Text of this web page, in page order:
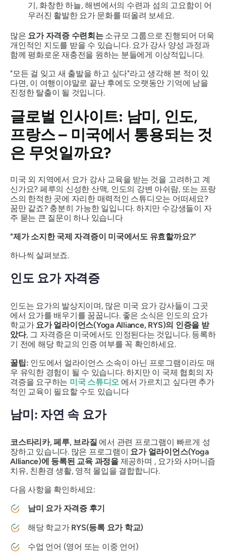
기, 화창한 하늘, 해변에서의 수련과 섬의 고요함이 어
우러진 활발한 요가 문화를 떠올려 보세요.
많은 요가 자격증 수련회는소규모 그룹으로 진행되어 더욱
개인적인 지도를 받을 수 있습니다. 요가 강사 양성 과정과
함께 평화로운 재충전을 원하는 분들에게 이상적입니다.
"모든 걸 잊고 새 출발을 하고 싶다"라고 생각해 본 적이 있
다면, 이 여행이야말로 끝난 후에도 오랫동안 기억에 남을
진정한 탈출이 될 것입니다.
글로벌 인사이트: 남미, 인도,
프랑스 – 미국에서 통용되는 것
은 무엇일까요?
미국 외 지역에서 요가 강사 교육을 받는 것을 고려하고 계
신가요? 페루의 신성한 산맥, 인도의 강변 아쉬람, 또는 프랑
스의 한적한 곳에 자리한 매력적인 스튜디오는 어떠세요?
꿈만 같죠? 충분히 가능한 일입니다. 하지만 수강생들이 자
주 묻는 큰 질문이 하나 있습니다
"제가 소지한 국제 자격증이 미국에서도 유효할까요?"
하나씩 살펴보죠.
인도 요가 자격증
인도는 요가의 발상지이며, 많은 미국 요가 강사들이 그곳
에서 요가를 배우기를 꿈꿉니다. 좋은 소식은 인도의 요가
학교가 요가 얼라이언스(Yoga Alliance, RYS)의 인증을 받
았다, 그 자격증은 미국에서도 인정된다는 것입니다. 등록하
기 전에 해당 학교의 인증 여부를 꼭 확인하세요.
꿀팁: 인도에서 얼라이언스 소속이 아닌 프로그램이라도 매
우 유익한 경험이 될 수 있습니다. 하지만 이 국제 협회의 자
격증을 요구하는 미국 스튜디오 에서 가르치고 싶다면 추가
적인 교육이 필요할 수도 있습니다
남미: 자연 속 요가
코스타리카, 페루, 브라질 에서 관련 프로그램이 빠르게 성
장하고 있습니다. 많은 프로그램이 요가 얼라이언스(Yoga
Alliance)에 등록된 교육 과정을제공하며 , 요가와 샤머니즘
치유, 친환경 생활, 영적 몰입을 결합합니다.
다음 사항을 확인하세요:
남미 요가 자격증 후기
해당 학교가 RYS(등록 요가 학교)
수업 언어 (영어 또는 이중 언어)